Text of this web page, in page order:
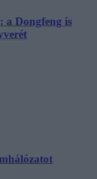
Dongfeng is